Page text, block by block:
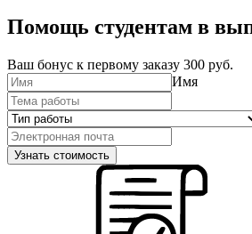
Помощь студентам в
Ваш бонус к первому заказу 300 руб.
Имя